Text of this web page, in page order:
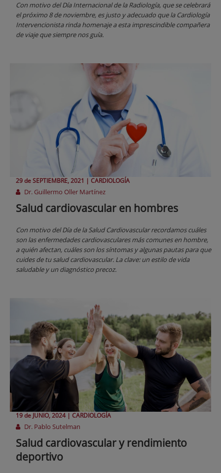
Con motivo del Día Internacional de la Radiología, que se celebrará
el próximo 8 de noviembre, es justo y adecuado que la Cardiología
Intervencionista rinda homenaje a esta imprescindible compañera
de viaje que siempre nos guía.
29 deSEPTIEMBRE, 2021 | CARDIOLOGÍA
Dr. Guillermo Oller Martínez
Salud cardiovascular en hombres
Con motivo del Día de la Salud Cardiovascular recordamos cuáles
son las enfermedades cardiovasculares más comunes en hombre,
a quién afectan, cuáles son los síntomas y algunas pautas para que
cuides de tu salud cardiovascular. La clave: un estilo de vida
saludable y un diagnóstico precoz.
19 deJUNIO, 2024 | CARDIOLOGÍA
Dr. Pablo Sutelman
Salud cardiovascular y rendimiento
deportivo